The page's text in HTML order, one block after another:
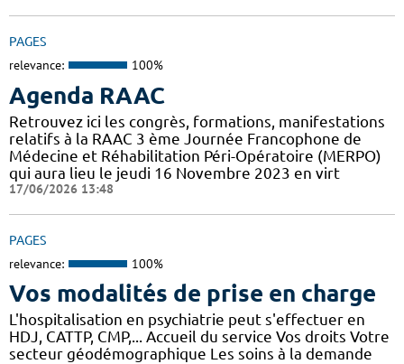
PAGES
relevance: 100%
Agenda RAAC
Retrouvez ici les congrès, formations, manifestations
relatifs à la RAAC 3 ème Journée Francophone de
Médecine et Réhabilitation Péri-Opératoire (MERPO)
qui aura lieu le jeudi 16 Novembre 2023 en virt
17/06/2026 13:48
PAGES
relevance: 100%
Vos modalités de prise en charge
L'hospitalisation en psychiatrie peut s'effectuer en
HDJ, CATTP, CMP,... Accueil du service Vos droits Votre
secteur géodémographique Les soins à la demande